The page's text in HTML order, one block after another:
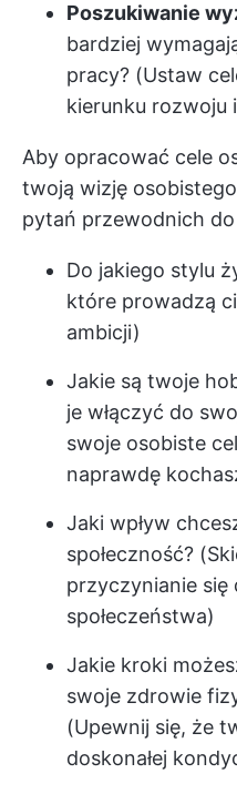
Poszukiwanie
bardziej
pracy? (Ustaw
kierunku rozwoju
Aby opracować cele
twoją wizję
pytań przewodnich
Do jakiego stylu
które prowadzą
ambicji)
Jakie są twoje
je włączyć do
swoje osobiste
naprawdę
Jaki wpływ
społeczność?
przyczynianie się
społeczeństwa)
Jakie kroki
swoje zdrowie
(Upewnij się, że
doskonałej